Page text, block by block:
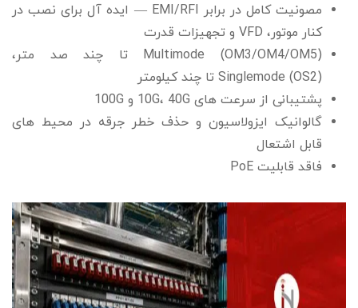
مصونیت کامل در برابر EMI/RFI — ایده‌ آل برای نصب در
کنار موتور، VFD و تجهیزات قدرت
Multimode (OM3/OM4/OM5) تا چند صد متر،
Singlemode (OS2) تا چند کیلومتر
پشتیبانی از سرعت‌ های 10G، 40G و 100G
گالوانیک ایزولاسیون و حذف خطر جرقه در محیط‌ های
قابل اشتعال
فاقد قابلیت PoE